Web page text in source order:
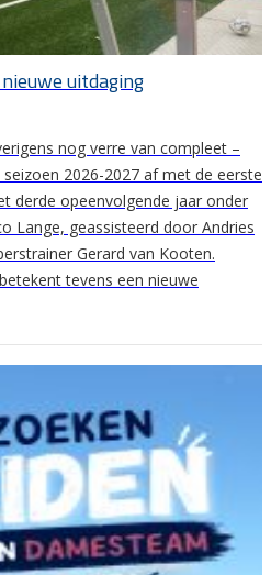
uitdaging
nog verre van compleet –
2026-2027 af met de eerste
derde opeenvolgende jaar onder
Lange, geassisteerd door Andries
Gerard van Kooten.
tevens een nieuwe